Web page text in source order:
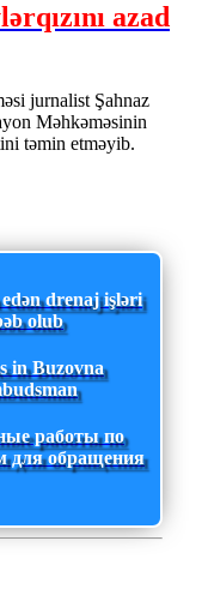
azad
jurnalist Şahnaz
Məhkəməsinin
təmin etməyib.
drenaj işləri
olub
in Buzovna
работы по
для обращения